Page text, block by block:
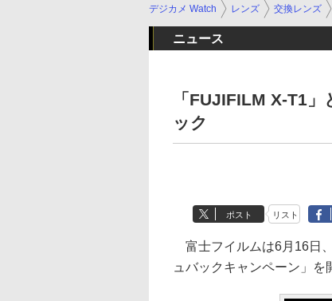
デジカメ Watch レンズ 交換レンズ
ニュース
「FUJIFILM X-T1
ック
ポスト リスト
富士フイルムは6月16日
ュバックキャンペーン」を